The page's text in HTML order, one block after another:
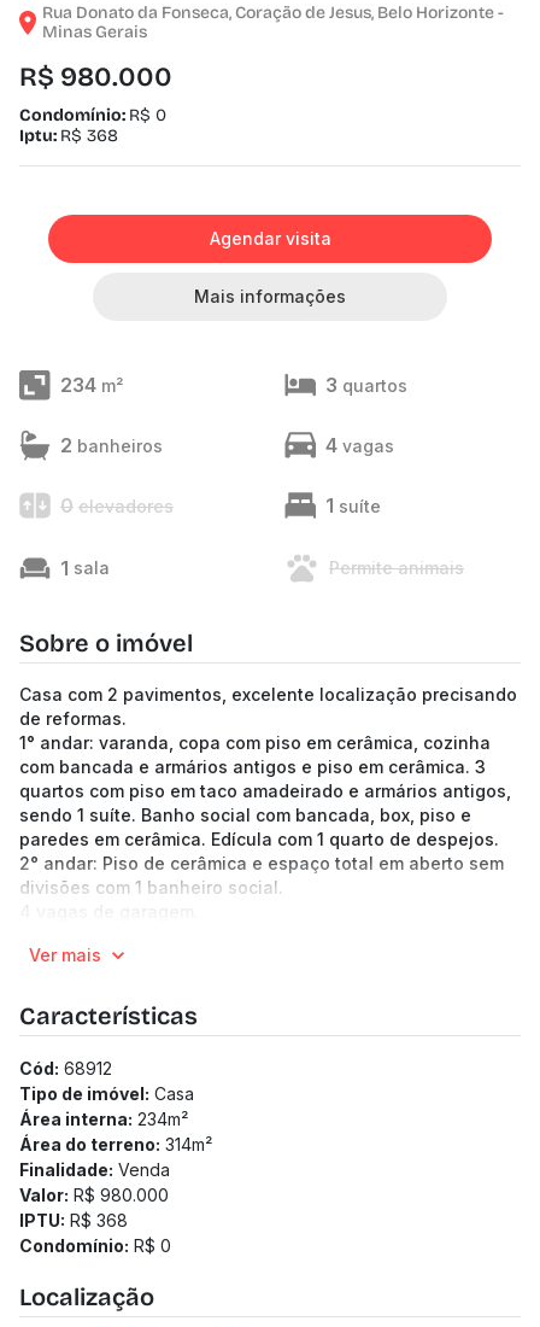
Rua Donato da Fonseca, Coração de Jesus, Belo Horizonte -
Minas Gerais
R$ 980.000
Condomínio: R$ 0
Iptu: R$ 368
Agendar visita
Mais informações
234 m² 3 quartos
2 banheiros 4 vagas
0 elevadores 1 suíte
1 sala Permite animais
Sobre o imóvel
Casa com 2 pavimentos, excelente localização precisando
de reformas.
1° andar: varanda, copa com piso em cerâmica, cozinha
com bancada e armários antigos e piso em cerâmica. 3
quartos com piso em taco amadeirado e armários antigos,
sendo 1 suíte. Banho social com bancada, box, piso e
paredes em cerâmica. Edícula com 1 quarto de despejos.
2° andar: Piso de cerâmica e espaço total em aberto sem
divisões com 1 banheiro social.
4 vagas de garagem.
-------------------------------------------------
Solicitamos a confirmação com nossa equipe).
Ver mais
Características
Cód: 68912
Tipo de imóvel: Casa
Área interna: 234m²
Área do terreno: 314m²
Finalidade: Venda
Valor: R$ 980.000
IPTU: R$ 368
Condomínio: R$ 0
Localização